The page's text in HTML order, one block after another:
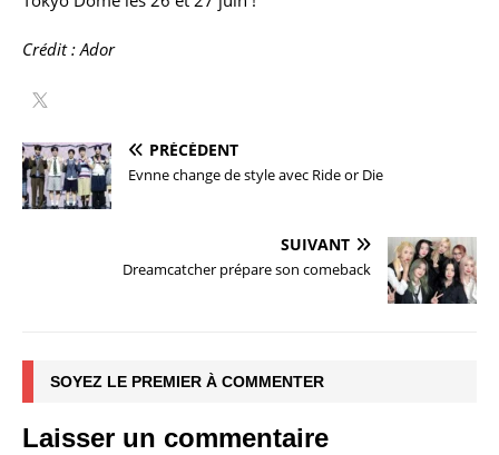
Crédit : Ador
PRÉCÉDENT
Evnne change de style avec Ride or Die
SUIVANT
Dreamcatcher prépare son comeback
SOYEZ LE PREMIER À COMMENTER
Laisser un commentaire